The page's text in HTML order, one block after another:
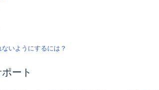
いようにするには？
ート